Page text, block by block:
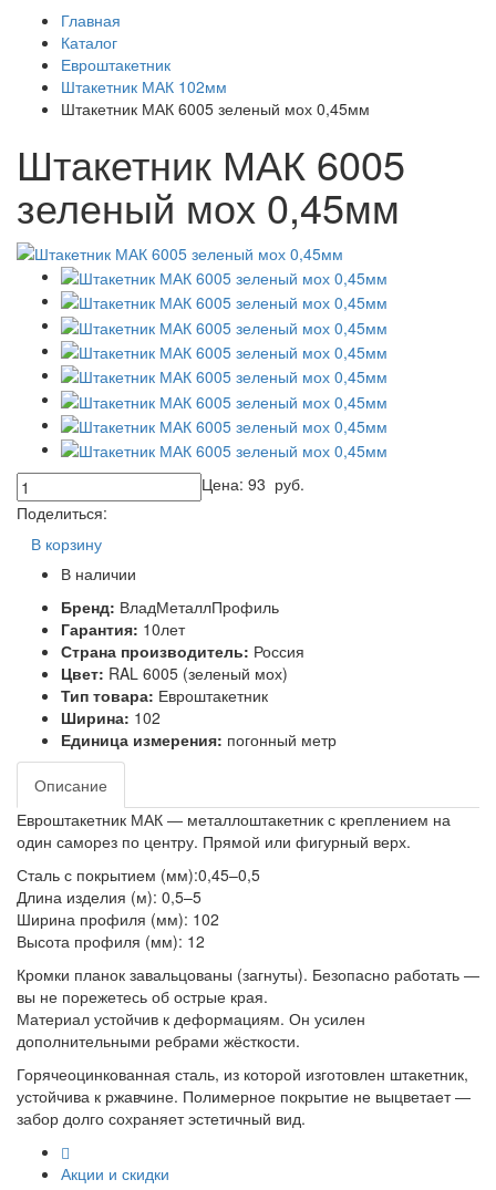
Главная
Каталог
Евроштакетник
Штакетник МАК 102мм
Штакетник МАК 6005 зеленый мох 0,45мм
Штакетник МАК 6005
зеленый мох 0,45мм
Цена: 93 руб.
Поделиться:
В корзину
В наличии
Бренд: ВладМеталлПрофиль
Гарантия: 10лет
Страна производитель: Россия
Цвет: RAL 6005 (зеленый мох)
Тип товара: Евроштакетник
Ширина: 102
Единица измерения: погонный метр
Описание
Евроштакетник МАК ― металлоштакетник с креплением на
один саморез по центру. Прямой или фигурный верх.
Сталь с покрытием (мм):0,45–0,5
Длина изделия (м): 0,5–5
Ширина профиля (мм): 102
Высота профиля (мм): 12
Кромки планок завальцованы (загнуты). Безопасно работать ―
вы не порежетесь об острые края.
Материал устойчив к деформациям. Он усилен
дополнительными ребрами жёсткости.
Горячеоцинкованная сталь, из которой изготовлен штакетник,
устойчива к ржавчине. Полимерное покрытие не выцветает ―
забор долго сохраняет эстетичный вид.
Акции и скидки